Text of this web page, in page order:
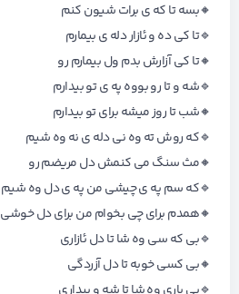
🔸بسه تا که ی برات شیون کنم
🔹تا کی ده و ئازار دله ی بیمارم
🔸تا کی آزارش بدم ول بیمارم رو
🔹شه و تا رو بووه په ی تو بیدارم
🔸شب تا روز میشه برای تو بیدارم
🔹که روش ته وه نی دله ی نه وه شیم
🔸مث سنگ می کنمش دل مریضم رو
🔹که سم په ی چیشی من په ی دل وه شیم
🔸همدم برای چی بخوام من برای دل خوشی
🔹بی که سی وه شا تا دل ئازاری
🔸بی کسی خوبه تا دل آزردگی